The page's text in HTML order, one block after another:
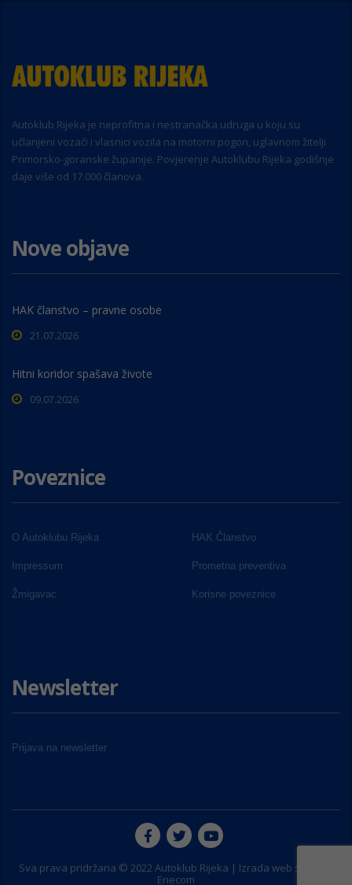
Autoklub Rijeka je neprofitna i nestranačka udruga u koju su
učlanjeni vozači i vlasnici vozila na motorni pogon, uglavnom žitelji
Primorsko-goranske županije. Povjerenje Autoklubu Rijeka godišnje
daje više od 17.000 članova.
Nove objave
HAK članstvo – pravne osobe
21.07.2026
Hitni koridor spašava živote
09.07.2026
Poveznice
O Autoklubu Rijeka HAK Članstvo
Impressum Prometna preventiva
Žmigavac Korisne poveznice
Newsletter
Prijava na newsletter
Sva prava pridržana © 2022 Autoklub Rijeka | Izrada web stranice
Enecom